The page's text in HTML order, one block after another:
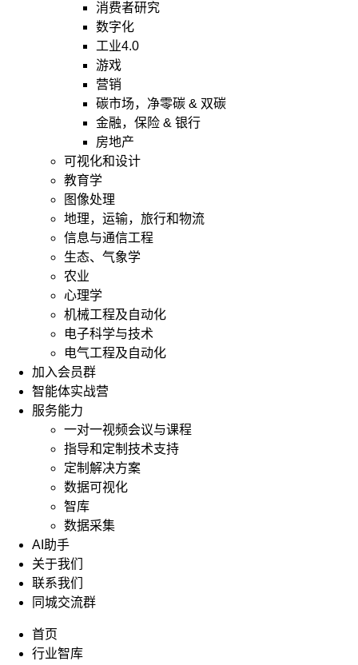
消费者研究
数字化
工业4.0
游戏
营销
碳市场，净零碳 & 双碳
金融，保险 & 银行
房地产
可视化和设计
教育学
图像处理
地理，运输，旅行和物流
信息与通信工程
生态、气象学
农业
心理学
机械工程及自动化
电子科学与技术
电气工程及自动化
加入会员群
智能体实战营
服务能力
一对一视频会议与课程
指导和定制技术支持
定制解决方案
数据可视化
智库
数据采集
AI助手
关于我们
联系我们
同城交流群
首页
行业智库